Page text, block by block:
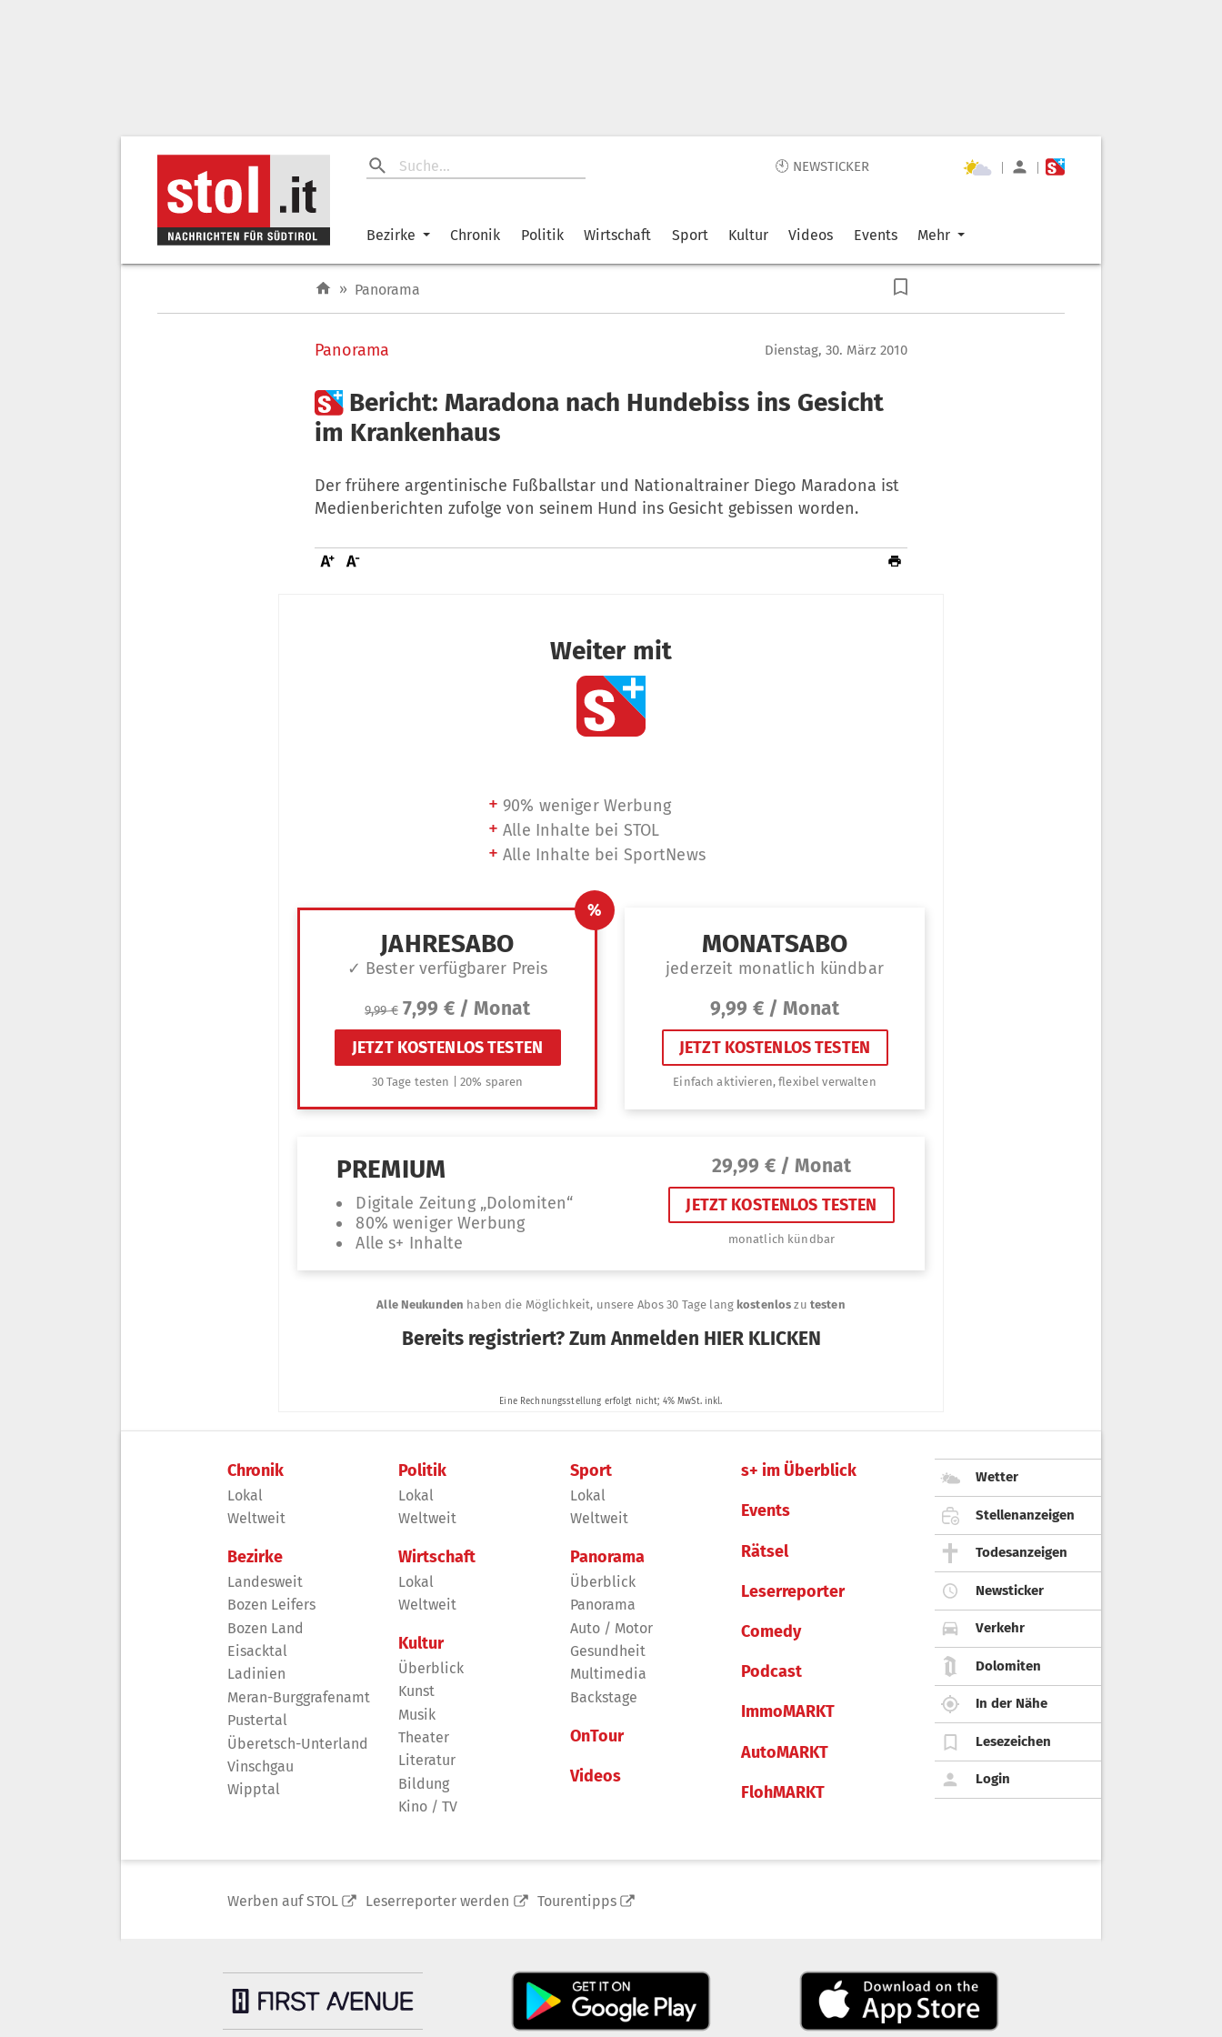
🕙 NEWSTICKER | |
Bezirke Chronik Politik Wirtschaft Sport Kultur Videos Events Mehr
» Panorama
Panorama Dienstag, 30. März 2010
 Bericht: Maradona nach Hundebiss ins Gesicht
im Krankenhaus
Der frühere argentinische Fußballstar und Nationaltrainer Diego Maradona ist
Medienberichten zufolge von seinem Hund ins Gesicht gebissen worden.
Chronik
Lokal
Weltweit
Bezirke
Landesweit
Bozen Leifers
Bozen Land
Eisacktal
Ladinien
Meran-Burggrafenamt
Pustertal
Überetsch-Unterland
Vinschgau
Wipptal
Politik
Lokal
Weltweit
Wirtschaft
Lokal
Weltweit
Kultur
Überblick
Kunst
Musik
Theater
Literatur
Bildung
Kino / TV
Sport
Lokal
Weltweit
Panorama
Überblick
Panorama
Auto / Motor
Gesundheit
Multimedia
Backstage
OnTour
Videos
s+ im Überblick
Events
Rätsel
Leserreporter
Comedy
Podcast
ImmoMARKT
AutoMARKT
FlohMARKT
Wetter
Stellenanzeigen
Todesanzeigen
Newsticker
Verkehr
Dolomiten
In der Nähe
Lesezeichen
Login
Werben auf STOL Leserreporter werden Tourentipps